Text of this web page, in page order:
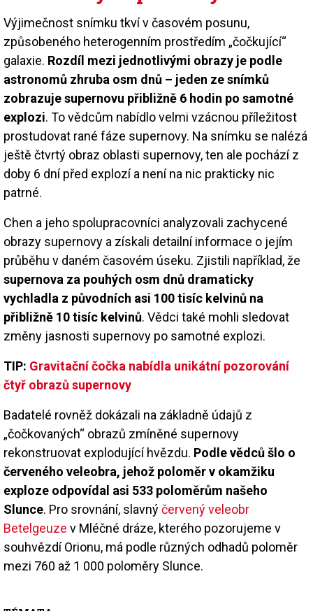
Výjimečnost snímku tkví v časovém posunu,
způsobeného heterogenním prostředím „čočkující“
galaxie. Rozdíl mezi jednotlivými obrazy je podle
astronomů zhruba osm dnů – jeden ze snímků
zobrazuje supernovu přibližně 6 hodin po samotné
explozi. To vědcům nabídlo velmi vzácnou příležitost
prostudovat rané fáze supernovy. Na snímku se nalézá
ještě čtvrtý obraz oblasti supernovy, ten ale pochází z
doby 6 dní před explozí a není na nic prakticky nic
patrné.
Chen a jeho spolupracovníci analyzovali zachycené
obrazy supernovy a získali detailní informace o jejím
průběhu v daném časovém úseku. Zjistili například, že
supernova za pouhých osm dnů dramaticky
vychladla z původních asi 100 tisíc kelvinů na
přibližně 10 tisíc kelvinů. Vědci také mohli sledovat
změny jasnosti supernovy po samotné explozi.
TIP: Gravitační čočka nabídla unikátní pozorování
čtyř obrazů supernovy
Badatelé rovněž dokázali na základně údajů z
„čočkovaných“ obrazů zmíněné supernovy
rekonstruovat explodující hvězdu. Podle vědců šlo o
červeného veleobra, jehož poloměr v okamžiku
exploze odpovídal asi 533 poloměrům našeho
Slunce. Pro srovnání, slavnýčervený veleobr
Betelgeuze v Mléčné dráze, kterého pozorujeme v
souhvězdí Orionu, má podle různých odhadů poloměr
mezi 760 až 1 000 poloměry Slunce.